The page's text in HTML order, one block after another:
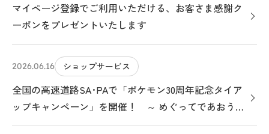
マイページ登録でご利用いただける、お客さま感謝ク
ーポンをプレゼントいたします
2026.06.16 ショップサービス
全国の高速道路SA･PAで「ポケモン30周年記念タイア
ップキャンペーン」を開催！ ～ めぐってであおう！
ポケモンサービスエリアのたび ～